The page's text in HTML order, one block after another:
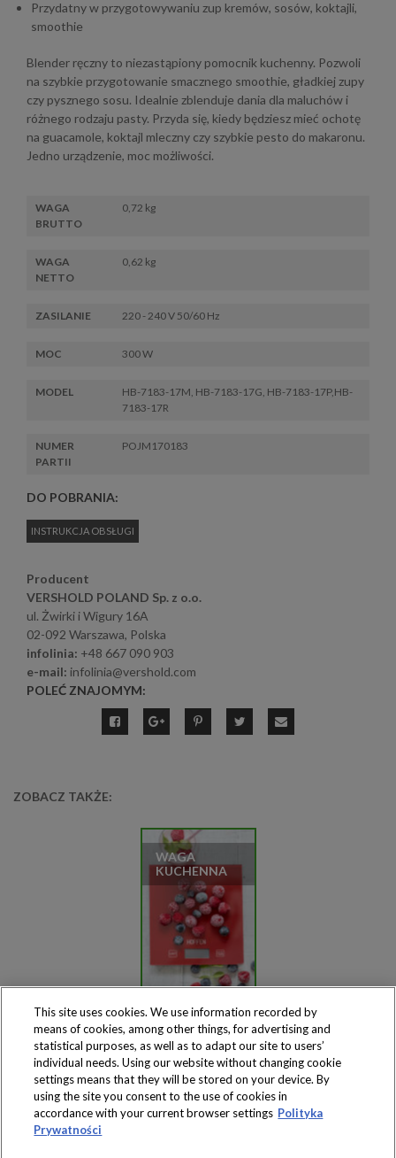
Przydatny w przygotowywaniu zup kremów, sosów, koktajli,
smoothie
Blender ręczny to niezastąpiony pomocnik kuchenny. Pozwoli
na szybkie przygotowanie smacznego smoothie, gładkiej zupy
czy pysznego sosu. Idealnie zblenduje dania dla maluchów i
różnego rodzaju pasty. Przyda się, kiedy będziesz mieć ochotę
na guacamole, koktajl mleczny czy szybkie pesto do makaronu.
Jedno urządzenie, moc możliwości.
WAGA
BRUTTO
0,72 kg
WAGA
NETTO
0,62 kg
ZASILANIE 220 - 240 V 50/60 Hz
MOC 300 W
MODEL
HB-7183-17M, HB-7183-17G, HB-7183-17P,HB-
7183-17R
NUMER
PARTII
POJM170183
DO POBRANIA:
INSTRUKCJA OBSŁUGI
Producent
VERSHOLD POLAND Sp. z o.o.
ul. Żwirki i Wigury 16A
02-092 Warszawa, Polska
infolinia: +48 667 090 903
e-mail: infolinia@vershold.com
POLEĆ ZNAJOMYM:
ZOBACZ TAKŻE:
WAGA
KUCHENNA
Produkty dostępne
wyłącznie w sklepach
This site uses cookies. We use information recorded by
means of cookies, among other things, for advertising and
statistical purposes, as well as to adapt our site to users’
individual needs. Using our website without changing cookie
settings means that they will be stored on your device. By
using the site you consent to the use of cookies in
accordance with your current browser settings Polityka
Prywatności